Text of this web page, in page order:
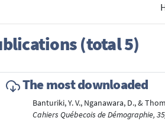
(total 5)
The most downloaded
Banturiki, Y. V., Nganawara, D., &
Cahiers Québecois de Démographie,